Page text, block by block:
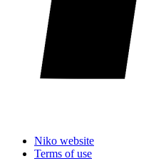
Niko website
Terms of use